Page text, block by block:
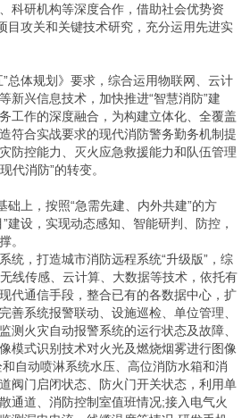
科研机构等深度合作，借助社会优势资
目攻关和关键技术研究，充分运用先进实
总体规划》要求，综合运用物联网、云计
新兴信息技术，加快推进“智慧消防”建
工作的深度融合，为构建立体化、全覆盖
符合实战要求的现代消防警务勤务机制提
防控能力、灭火应急救援能力和队伍管理
代消防”的转变。
础上，按照“急需先建、内外共建”的方
建设，实现动态感知、智能研判、防控，
。
统，打造城市消防远程系统“升级版”，综
线传感、云计算、大数据等技术，依托有
代通信手段，整合已有的各数据中心，扩
善系统报警联动、设施巡检、单位管理、
测火灾自动报警系统的运行状态及故障、
模式识别技术对火光及燃烧烟雾进行图像
自动喷淋系统水压、高位消防水箱和消
阀门启闭状态、防火门开关状态，利用单
通道、消防控制室值班情况;接入电气火